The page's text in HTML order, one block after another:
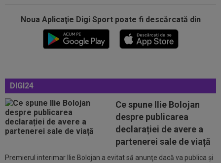
Noua Aplicaţie Digi Sport poate fi descărcată din
DIGI24
Ce spune Ilie Bolojan
despre publicarea
declarației de avere a
partenerei sale de viață
Premierul interimar Ilie Bolojan a evitat să anunţe dacă va publica şi
Madrid pentru transferul lui...
VIDEO EXCLUSIV
Prima dată! Gigi Becali a
spus de ce a intrat FCSB în criză. ”Nu mai merg...
gata să renunțe la CFR și să preia alt club...
Mihai Stoica. E prima oară când o zic”
00:34 EXCLUSIV
Dorit iar de Varga la CFR Cluj, Edi
Iordănescu a luat decizia!
08:13
După ce au refuzat să cânte imnul naţional şi au